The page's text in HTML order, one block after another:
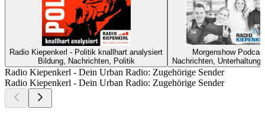
Radio Kiepenkerl - Politik knallhart analysiert
Bildung, Nachrichten, Politik
Morgenshow
Nachrichten,
Radio Kiepenkerl - Dein Urban Radio: Zugehörige Sender
Radio Kiepenkerl - Dein Urban Radio: Zugehörige Sender